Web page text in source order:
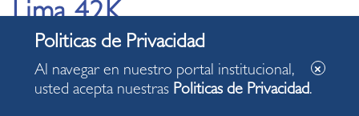
Lima 42K
09.09.2022
Al navegar en nuestro portal institucional,
usted acepta nuestras Politicas de Privacidad.